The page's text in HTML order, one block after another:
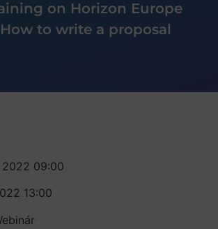
on Horizon Europe
to write a proposal
2022 09:00
13:00